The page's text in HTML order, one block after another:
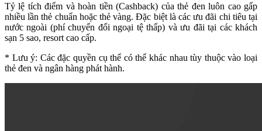
Tỷ lệ tích điểm và hoàn tiền (Cashback) của thẻ đen luôn cao gấp
nhiều lần thẻ chuẩn hoặc thẻ vàng. Đặc biệt là các ưu đãi chi tiêu tại
nước ngoài (phí chuyển đổi ngoại tệ thấp) và ưu đãi tại các khách
sạn 5 sao, resort cao cấp.
* Lưu ý: Các đặc quyền cụ thể có thể khác nhau tùy thuộc vào loại
thẻ đen và ngân hàng phát hành.